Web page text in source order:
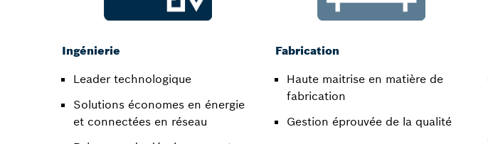
Ingénierie
Leader technologique​
Solutions économes en énergie
et connectées en réseau​
Fabrication
Haute maitrise en matière de
fabrication​
Gestion éprouvée de la qualité​